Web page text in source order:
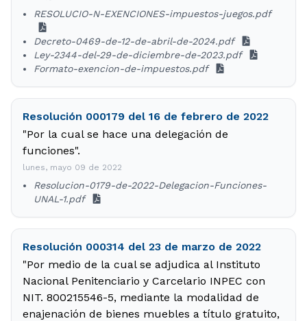
RESOLUCIO-N-EXENCIONES-impuestos-juegos.pdf
Decreto-0469-de-12-de-abril-de-2024.pdf
Ley-2344-del-29-de-diciembre-de-2023.pdf
Formato-exencion-de-impuestos.pdf
Resolución 000179 del 16 de febrero de 2022
"Por la cual se hace una delegación de
funciones".
lunes, mayo 09 de 2022
Resolucion-0179-de-2022-Delegacion-Funciones-
UNAL-1.pdf
Resolución 000314 del 23 de marzo de 2022
"Por medio de la cual se adjudica al Instituto
Nacional Penitenciario y Carcelario INPEC con
NIT. 800215546-5, mediante la modalidad de
enajenación de bienes muebles a título gratuito,